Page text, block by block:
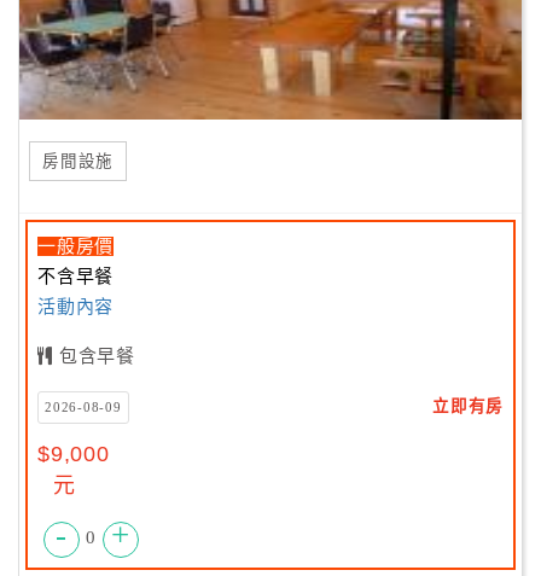
房間設施
一般房價
不含早餐
活動內容
包含早餐
2026-08-09 立即有房
$9,000
元
- 0 +